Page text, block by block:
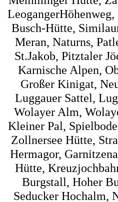
Busch-Hütte,
Meran, Naturns,
St.Jakob, Pitztaler
Karnische Alpen,
Großer Kinigat,
Luggauer Sattel,
Wolayer Alm,
Kleiner Pal,
Zollnersee Hütte,
Hermagor,
Hütte,
Burgstall, Hoher
Seducker Hochalm,